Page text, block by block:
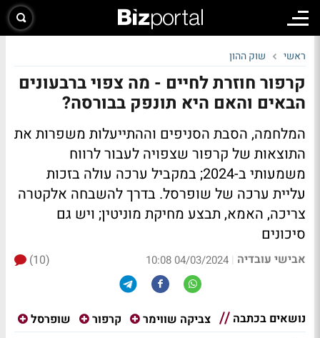
ראשי שוק ההון
קרפור חוזרת לחיים - מה צפוי ברבעונים
הבאים והאם היא תונפק בבורסה?
המלחמה, הסבת הסניפים וההתייעלות משפרות את
התוצאות של קרפור שצפויה לעבור לרווח
משמעותי ב-2024; במקביל ערכה עולה בזכות
עליית ערכה של שופרסל. בדרך להשבחה אלקטרה
צריכה, האמא, תבצע מחיקת מוניטין; ויש גם
סיכונים
אבישי עובדיה |
04/03/2024 10:08
(10)
נושאים בכתבה צביקה שווימר קרפור שופרסל